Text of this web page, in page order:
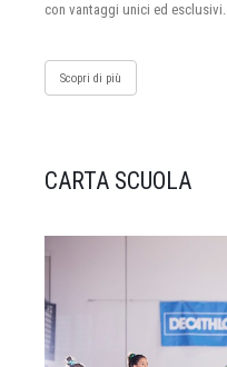
con vantaggi unici ed esclusivi.
Scopri di più
CARTA SCUOLA